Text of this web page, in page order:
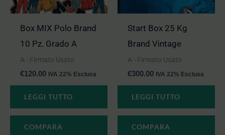
Box MIX Polo Brand
10 Pz. Grado A
A - Firmato Usato
€120.00 IVA 22% Esclusa
LEGGI TUTTO
COMPARA
Start Box 25 Kg
Brand Vintage
A - Firmato Usato
€300.00 IVA 22% Esclusa
LEGGI TUTTO
COMPARA